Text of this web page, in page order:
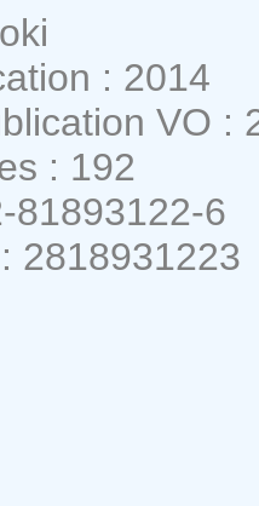
: 2014
VO :
: 192
81893122-6
2818931223